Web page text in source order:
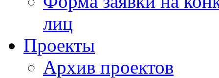
лиц
Проекты
Архив проектов